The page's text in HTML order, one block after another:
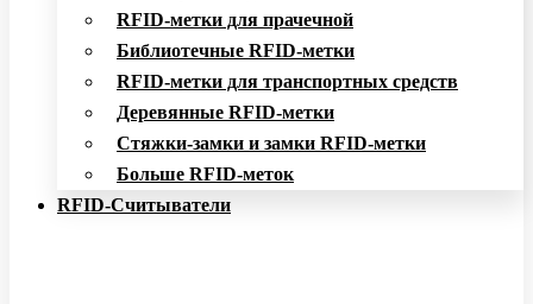
RFID-метки для прачечной
Библиотечные RFID-метки
RFID-метки для транспортных средств
Деревянные RFID-метки
Стяжки-замки и замки RFID-метки
Больше RFID-меток
RFID-Считыватели